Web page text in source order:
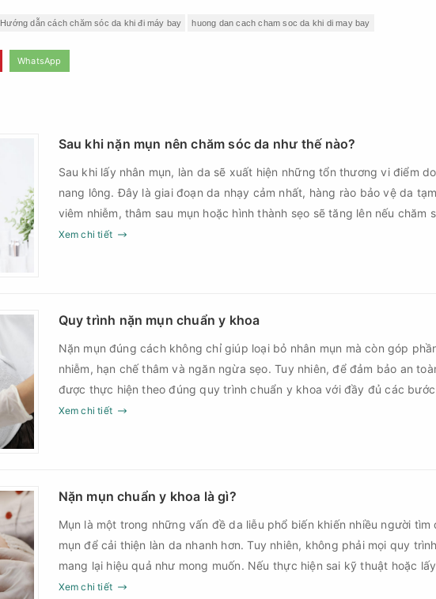
Hướng dẫn cách chăm sóc da khi đi máy bay huong dan cach cham soc da khi di may bay
WhatsApp
Sau khi nặn mụn nên chăm sóc da như thế nào?
Sau khi lấy nhân mụn, làn da sẽ xuất hiện những tổn thương vi điểm
nang lông. Đây là giai đoạn da nhạy cảm nhất, hàng rào bảo vệ da
viêm nhiễm, thâm sau mụn hoặc hình thành sẹo sẽ tăng lên nếu chăm
Chính vì vậy, việc chăm sóc da sau nặn mụn không chỉ giúp vùng da
Xem chi tiết
Quy trình nặn mụn chuẩn y khoa
Nặn mụn đúng cách không chỉ giúp loại bỏ nhân mụn mà còn góp
nhiễm, hạn chế thâm và ngăn ngừa sẹo. Tuy nhiên, để đảm bảo an
được thực hiện theo đúng quy trình chuẩn y khoa với đầy đủ các
sau điều trị.
Xem chi tiết
Nặn mụn chuẩn y khoa là gì?
Mụn là một trong những vấn đề da liễu phổ biến khiến nhiều người
mụn để cải thiện làn da nhanh hơn. Tuy nhiên, không phải mọi quy
mang lại hiệu quả như mong muốn. Nếu thực hiện sai kỹ thuật hoặc
thời điểm, làn da có thể đối mặt với nguy cơ viêm nhiễm, thâm sau mụn
Xem chi tiết